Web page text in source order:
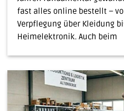
fast alles online bestellt –
Verpflegung über Kleidung
Heimelektronik. Auch beim